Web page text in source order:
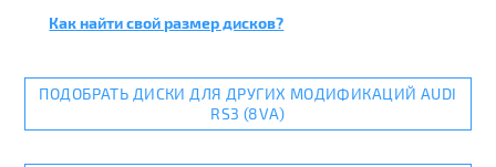
Как найти свой размер дисков?
ПОДОБРАТЬ ДИСКИ ДЛЯ ДРУГИХ МОДИФИКАЦИЙ AUDI
RS3 (8VA)